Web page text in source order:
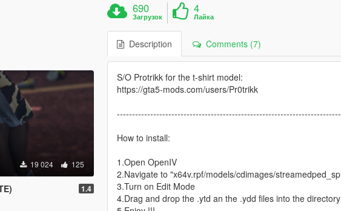
19 024 125
1.4
690
Загрузок
4
Лайка
Description Comments (7)
S/O Protrikk for the t-shirt model:
https://gta5-mods.com/users/Pr0trikk
How to install:
1.Open OpenIV
2.Navigate to "x64v.rpf/models/cdimages/
3.Turn on Edit Mode
4.Drag and drop the .ytd an the .ydd files into the directory